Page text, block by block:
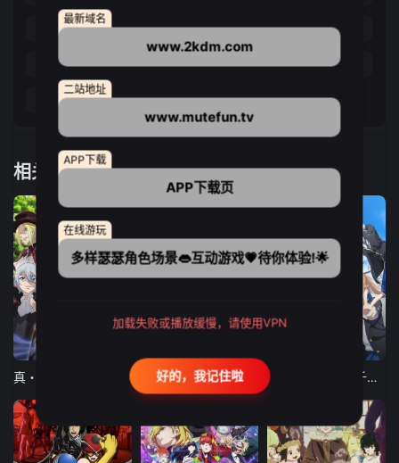
第81集 第82集 第83集 第84集
第85集 第86集 第87集 第88集
第89集
相关推荐
东京猫猫 NEW～♡ 弹珠汽水瓶里的千岁同学
最新域名
www.2kdm.com
二站地址
www.mutefun.tv
APP下载
APP下载页
在线游玩
多样瑟瑟角色场景👄互动游戏💗待你体验!🌟
加载失败或播放缓慢，请使用VPN
好的，我记住啦